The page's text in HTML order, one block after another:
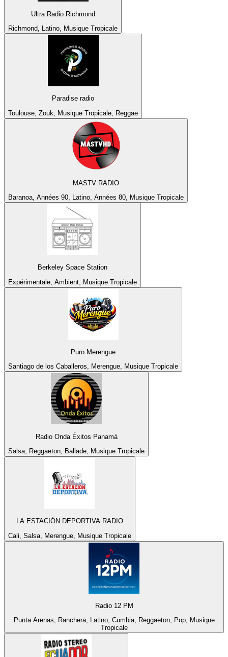
Ultra Radio Richmond
Richmond, Latino, Musique Tropicale
Paradise radio
Toulouse, Zouk, Musique Tropicale, Reggae
MASTV RADIO
Baranoa, Années 90, Latino, Années 80, Musique Tropicale
Berkeley Space Station
Expérimentale, Ambient, Musique Tropicale
Puro Merengue
Santiago de los Caballeros, Merengue, Musique Tropicale
Radio Onda Éxitos Panamá
Salsa, Reggaeton, Ballade, Musique Tropicale
LA ESTACIÓN DEPORTIVA RADIO
Cali, Salsa, Merengue, Musique Tropicale
Radio 12 PM
Punta Arenas, Ranchera, Latino, Cumbia, Reggaeton, Pop, Musique
Tropicale